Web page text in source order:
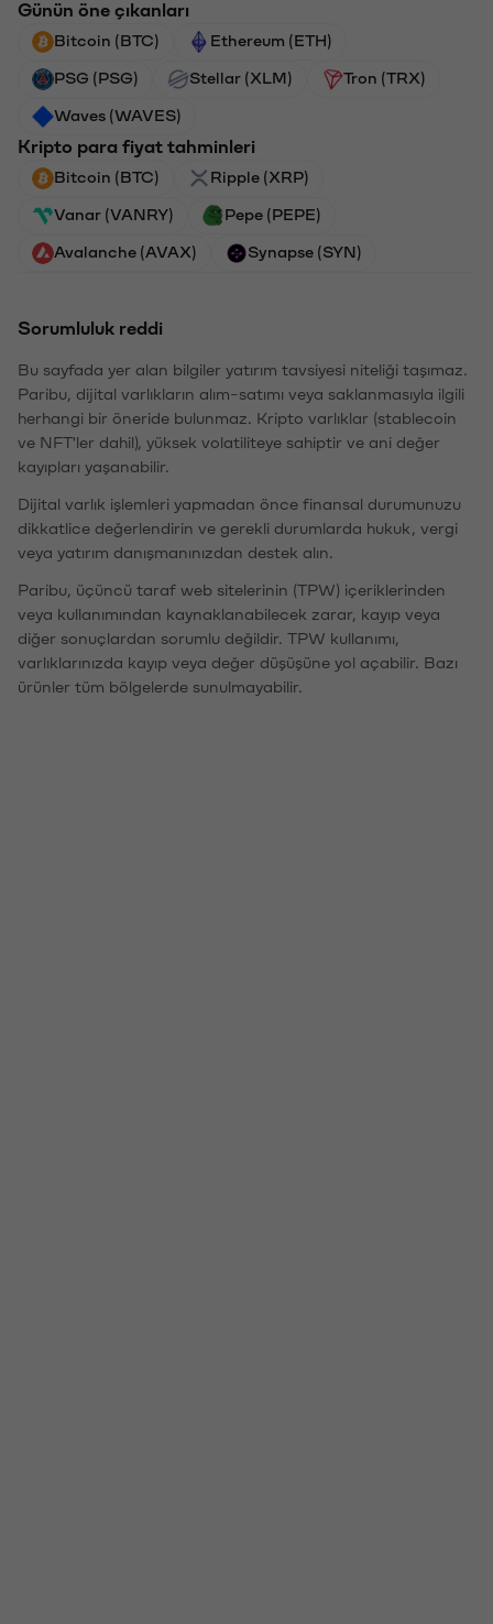
Günün öne çıkanları
Bitcoin (BTC) Ethereum (ETH)
PSG (PSG) Stellar (XLM) Tron (TRX)
Waves (WAVES)
Kripto para fiyat tahminleri
Bitcoin (BTC) Ripple (XRP)
Vanar (VANRY) Pepe (PEPE)
Avalanche (AVAX) Synapse (SYN)
Sorumluluk reddi
Bu sayfada yer alan bilgiler yatırım tavsiyesi niteliği taşımaz.
Paribu, dijital varlıkların alım-satımı veya saklanmasıyla ilgili
herhangi bir öneride bulunmaz. Kripto varlıklar (stablecoin
ve NFT'ler dahil), yüksek volatiliteye sahiptir ve ani değer
kayıpları yaşanabilir.
Dijital varlık işlemleri yapmadan önce finansal durumunuzu
dikkatlice değerlendirin ve gerekli durumlarda hukuk, vergi
veya yatırım danışmanınızdan destek alın.
Paribu, üçüncü taraf web sitelerinin (TPW) içeriklerinden
veya kullanımından kaynaklanabilecek zarar, kayıp veya
diğer sonuçlardan sorumlu değildir. TPW kullanımı,
varlıklarınızda kayıp veya değer düşüşüne yol açabilir. Bazı
ürünler tüm bölgelerde sunulmayabilir.